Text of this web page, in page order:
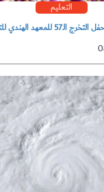
التعليم
للتكنولوجيا بدلهي